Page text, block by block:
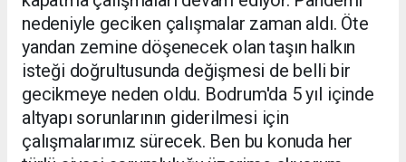
nedeniyle geciken çalışmalar zaman aldı. Öte
yandan zemine döşenecek olan taşın halkın
isteği doğrultusunda değişmesi de belli bir
gecikmeye neden oldu. Bodrum'da 5 yıl içinde
altyapı sorunlarının giderilmesi için
çalışmalarımız sürecek. Ben bu konuda her